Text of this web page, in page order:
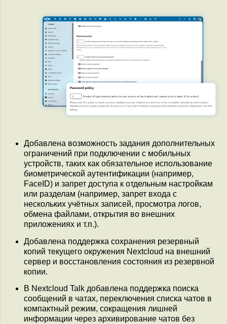
Добавлена возможность задания дополнительных
ограничений при подключении с мобильных
устройств, таких как обязательное использование
биометрической аутентификации (например,
FaceID) и запрет доступа к отдельным настройкам
или разделам (например, запрет входа с
нескольких учётных записей, просмотра логов,
обмена файлами, открытия во внешних
приложениях и т.п.).
Добавлена поддержка сохранения резервный
копий текущего окружения Nextcloud на внешний
сервер и восстановления состояния из резервной
копии.
В Nextcloud Talk добавлена поддержка поиска
сообщений в чатах, переключения списка чатов в
компактный режим, сокращения лишней
информации через архивирование чатов без